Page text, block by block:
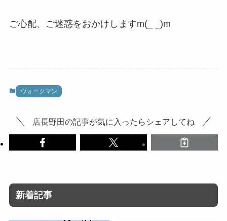
ご心配、ご迷惑をおかけしますm(_ _)m
ウォークマン
店長野田の記事が気に入ったらシェアしてね
新着記事